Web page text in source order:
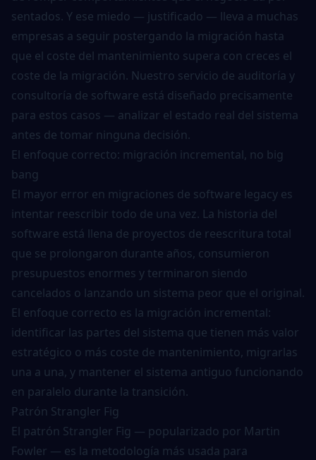
sentados. Y ese miedo — justificado — lleva a muchas
empresas a seguir postergando la migración hasta
que el coste del mantenimiento supera con creces el
coste de la migración. Nuestro servicio de auditoría y
consultoría de software está diseñado precisamente
para estos casos — analizar el estado real del sistema
antes de tomar ninguna decisión.
El enfoque correcto: migración incremental, no big
bang
El mayor error en migraciones de software legacy es
intentar reescribir todo de una vez. La historia del
software está llena de proyectos de reescritura total
que se prolongaron durante años, consumieron
presupuestos enormes y terminaron siendo
cancelados o lanzando un sistema peor que el original.
El enfoque correcto es la migración incremental:
identificar las partes del sistema que tienen más valor
estratégico o más coste de mantenimiento, migrarlas
una a una, y mantener el sistema antiguo funcionando
en paralelo durante la transición.
Patrón Strangler Fig
El patrón Strangler Fig — popularizado por Martin
Fowler — es la metodología más usada para